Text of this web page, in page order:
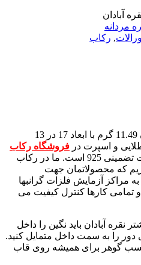
آبادان
مردانه
, رکاب
رکاب انگشتر نقره آبادان به وزن 11.49 گرم با ابعاد 17 در 13
و اسپرت در فروشگاه رکاب
است. عیار رکاب بصورت تضمینی 925 است. ما در رکاب
که محصولاتمان جهت
مراکز آزمایش فلزات گرانبها
تمامی کارها کنترل کیفیت می
آبادان باید نگین را داخل
را به سمت داخل متمایل کنید.
چسب گوهر برای همیشه روی قاب